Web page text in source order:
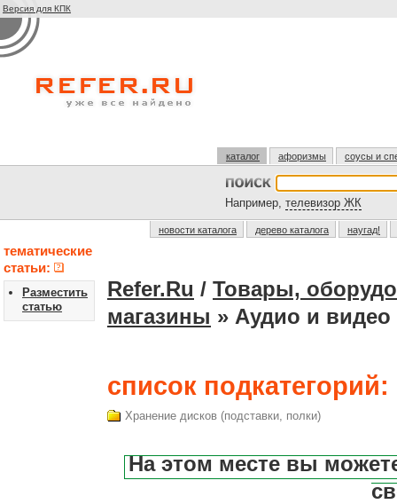
Версия для КПК
каталог афоризмы соусы и
Например, телевизор ЖК
новости каталога дерево каталога наугад!
тематические
статьи:
Разместить
статью
Refer.Ru / Товары,
магазины » Аудио и видео
список подкатегорий:
Хранение дисков (подставки, полки)
На этом месте вы